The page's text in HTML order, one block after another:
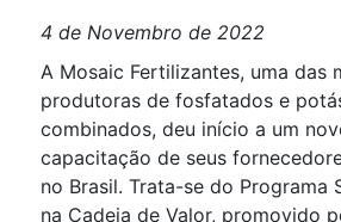
4 de Novembro de 2022
A Mosaic Fertilizantes, uma das
produtoras de fosfatados e
combinados, deu início a um
capacitação de seus
no Brasil. Trata-se do Programa
na Cadeia de Valor, promovido